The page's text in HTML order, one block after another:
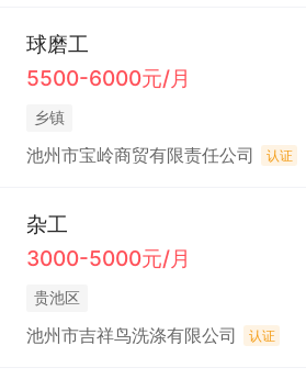
球磨工
5500-6000元/月
乡镇
池州市宝岭商贸有限责任公司 认证
杂工
3000-5000元/月
贵池区
池州市吉祥鸟洗涤有限公司 认证